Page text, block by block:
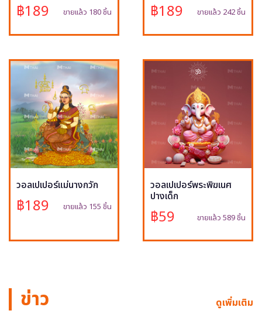
฿189 ขายแล้ว 180 ชิ้น ฿189 ขายแล้ว 242 ชิ้น
วอลเปเปอร์แม่นางกวัก
฿189 ขายแล้ว 155 ชิ้น
วอลเปเปอร์พระพิฆเนศ
ปางเด็ก
฿59 ขายแล้ว 589 ชิ้น
ข่าว ดูเพิ่มเติม